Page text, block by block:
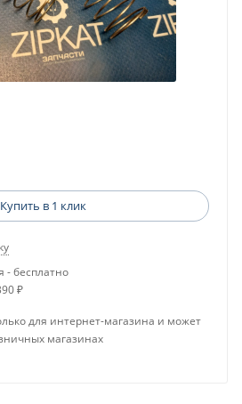
Купить в 1 клик
- бесплатно
₽
для интернет-магазина и может
магазинах